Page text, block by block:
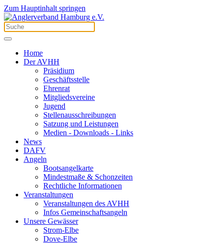
Zum Hauptinhalt springen
Home
Der AVHH
Präsidium
Geschäftsstelle
Ehrenrat
Mitgliedsvereine
Jugend
Stellenausschreibungen
Satzung und Leistungen
Medien - Downloads - Links
News
DAFV
Angeln
Bootsangelkarte
Mindestmaße & Schonzeiten
Rechtliche Informationen
Veranstaltungen
Veranstaltungen des AVHH
Infos Gemeinschaftsangeln
Unsere Gewässer
Strom-Elbe
Dove-Elbe